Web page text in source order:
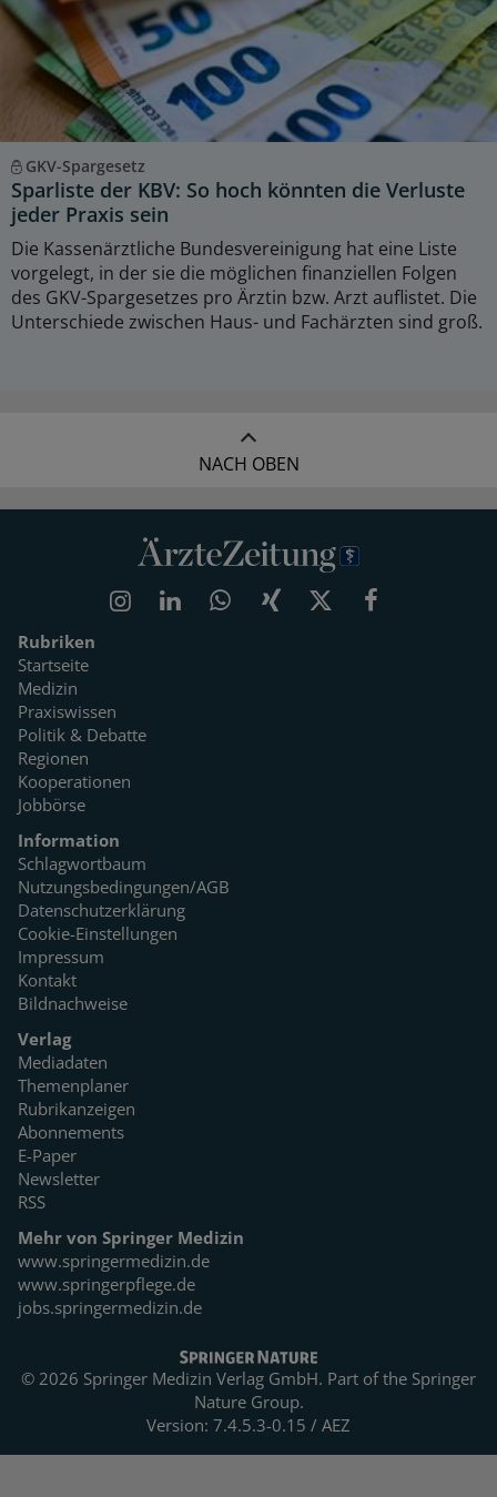
GKV-Spargesetz
Sparliste der KBV: So hoch könnten die Verluste
jeder Praxis sein
Die Kassenärztliche Bundesvereinigung hat eine Liste
vorgelegt, in der sie die möglichen finanziellen Folgen
des GKV-Spargesetzes pro Ärztin bzw. Arzt auflistet. Die
Unterschiede zwischen Haus- und Fachärzten sind groß.
NACH OBEN
Rubriken
Startseite
Medizin
Praxiswissen
Politik & Debatte
Regionen
Kooperationen
Jobbörse
Information
Schlagwortbaum
Nutzungsbedingungen/AGB
Datenschutzerklärung
Cookie-Einstellungen
Impressum
Kontakt
Bildnachweise
Verlag
Mediadaten
Themenplaner
Rubrikanzeigen
Abonnements
E-Paper
Newsletter
RSS
Mehr von Springer Medizin
www.springermedizin.de
www.springerpflege.de
jobs.springermedizin.de
© 2026 Springer Medizin Verlag GmbH. Part of the Springer
Nature Group.
Version: 7.4.5.3-0.15 / AEZ